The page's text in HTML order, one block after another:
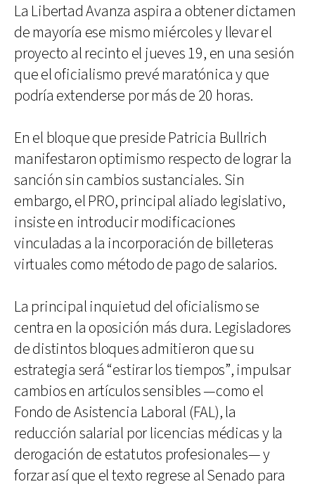
La Libertad Avanza aspira a obtener dictamen
de mayoría ese mismo miércoles y llevar el
proyecto al recinto el jueves 19, en una sesión
que el oficialismo prevé maratónica y que
podría extenderse por más de 20 horas.
En el bloque que preside Patricia Bullrich
manifestaron optimismo respecto de lograr la
sanción sin cambios sustanciales. Sin
embargo, el PRO, principal aliado legislativo,
insiste en introducir modificaciones
vinculadas a la incorporación de billeteras
virtuales como método de pago de salarios.
La principal inquietud del oficialismo se
centra en la oposición más dura. Legisladores
de distintos bloques admitieron que su
estrategia será “estirar los tiempos”, impulsar
cambios en artículos sensibles —como el
Fondo de Asistencia Laboral (FAL), la
reducción salarial por licencias médicas y la
derogación de estatutos profesionales— y
forzar así que el texto regrese al Senado para